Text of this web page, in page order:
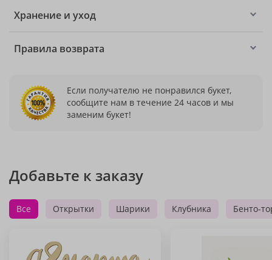
Хранение и уход
Правила возврата
Если получателю не понравился букет,
сообщите нам в течение 24 часов и мы
заменим букет!
Добавьте к заказу
Все Открытки Шарики Клубника Бенто-